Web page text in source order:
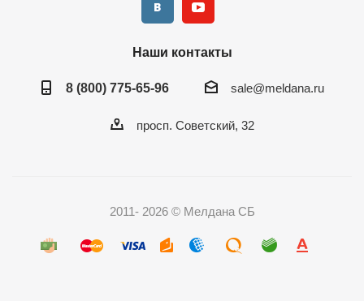
Наши контакты
8 (800) 775-65-96 sale@meldana.ru
просп. Советский, 32
2011- 2026 © Мелдана СБ